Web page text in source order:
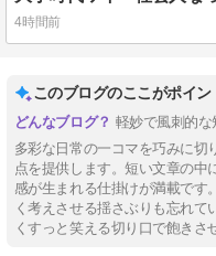
4時間前
このブログのここがポイン
軽妙で風刺的
多彩な日常の一コマを巧みに切
点を提供します。短い文章の中
感が生まれる仕掛けが満載です
く考えさせる揺さぶりも忘れて
くすっと笑える切り口で飽きさ